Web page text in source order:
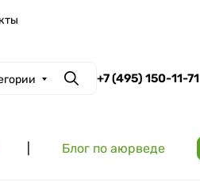
Поиск
+7 (495) 150-11-71
Блог по аюрведе